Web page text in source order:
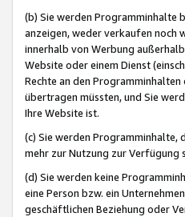
(b) Sie werden Programminhalte
anzeigen, weder verkaufen noch
innerhalb von Werbung
Website oder einem Dienst
Rechte an den
übertragen müssten, und Sie
Ihre Website ist.
(c) Sie werden Programminhalte,
mehr zur Nutzung zur Verfügung
(d) Sie werden keine
eine Person bzw. ein
geschäftlichen Beziehung oder